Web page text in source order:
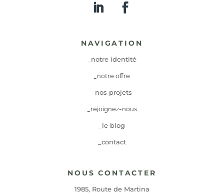
NAVIGATION
_notre identité
_notre offre
_nos projets
_rejoignez-nous
_le blog
_contact
NOUS CONTACTER
1985, Route de Martina